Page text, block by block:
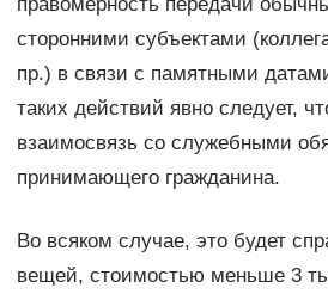
правомерность передачи
сторонними субъектами
пр.) в связи с памятными
таких действий явно следует,
взаимосвязь со служебными
принимающего гражданина.
Во всяком случае, это будет
вещей, стоимостью меньше 3